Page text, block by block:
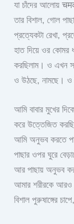
যা চাঁদের আলোয়
তার বিশাল, গোল
প্রত্যেকটা রেখা,
হাত দিয়ে ওর কোমর
করছিলাম। ও এখন
ও উঠছে, নামছে। ও
আমি বাবার মুখের
করে উত্তেজিত
আমি অনুভব করতে
পাছার ওপর ঘুরে
আর পাছায় অনুভব
আমার শরীরকে
বিশাল পুরুষাঙ্গের